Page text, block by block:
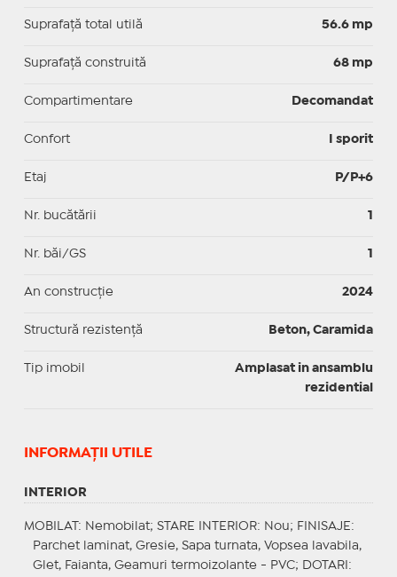
Suprafaţă total utilă 56.6 mp
Suprafaţă construită 68 mp
Compartimentare Decomandat
Confort I sporit
Etaj P/P+6
Nr. bucătării 1
Nr. băi/GS 1
An construcție 2024
Structură rezistență Beton, Caramida
Tip imobil
Amplasat in ansamblu
rezidential
INFORMAŢII UTILE
INTERIOR
MOBILAT : Nemobilat; STARE INTERIOR: Nou; FINISAJE :
Parchet laminat, Gresie, Sapa turnata, Vopsea lavabila,
Glet, Faianta, Geamuri termoizolante - PVC;
DOTARI :